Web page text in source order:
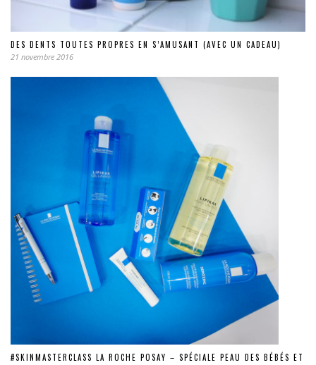
DES DENTS TOUTES PROPRES EN S’AMUSANT (AVEC UN CADEAU)
21 novembre 2016
#SKINMASTERCLASS LA ROCHE POSAY – SPÉCIALE PEAU DES BÉBÉS ET